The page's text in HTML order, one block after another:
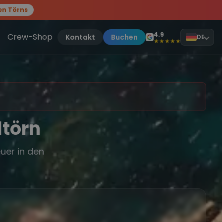
Törns
sei dabei.
Crew-Shop Kontakt Buchen 4.9
★★★★★ DE
in den